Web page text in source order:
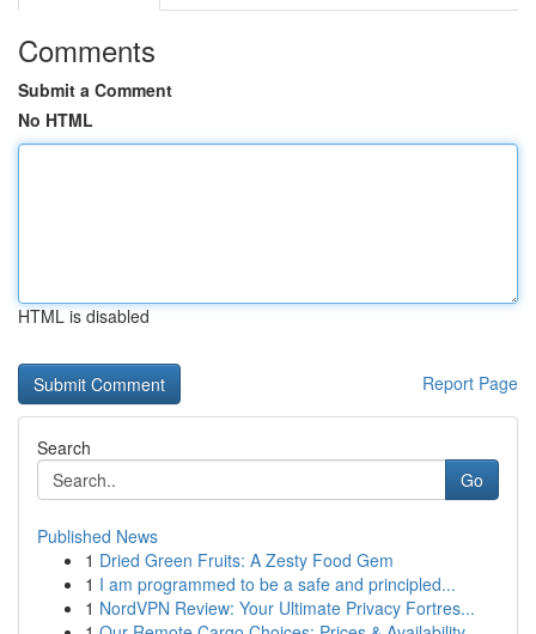
Comments
Submit a Comment
No HTML
HTML is disabled
Report Page
Search
Go
Published News
1 Dried Green Fruits: A Zesty Food Gem
1 I am programmed to be a safe and principled...
1 NordVPN Review: Your Ultimate Privacy Fortres...